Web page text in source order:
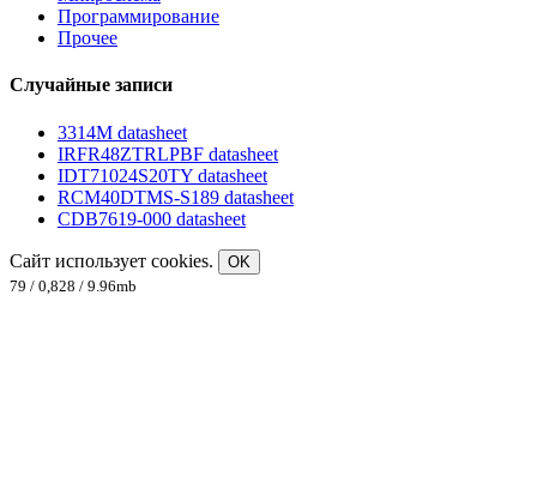
Программирование
Прочее
Случайные записи
3314M datasheet
IRFR48ZTRLPBF datasheet
IDT71024S20TY datasheet
RCM40DTMS-S189 datasheet
CDB7619-000 datasheet
Сайт использует cookies.
OK
79 / 0,828 / 9.96mb